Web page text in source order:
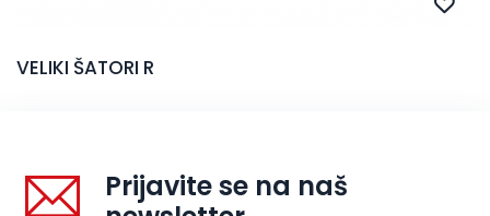
VELIKI ŠATORI R
Prijavite se na naš